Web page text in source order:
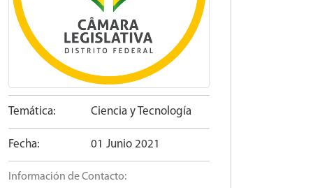
Temática: Ciencia y Tecnología
Fecha: 01 Junio 2021
Información de Contacto: